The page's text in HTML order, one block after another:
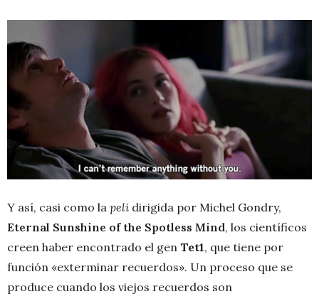
Y así, casi como la peli dirigida por Michel Gondry,
Eternal Sunshine of the Spotless Mind, los científicos
creen haber encontrado el gen Tet1, que tiene por
función «exterminar recuerdos». Un proceso que se
produce cuando los viejos recuerdos son